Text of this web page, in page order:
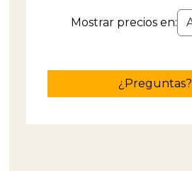
Mostrar precios en:
¿Preguntas?